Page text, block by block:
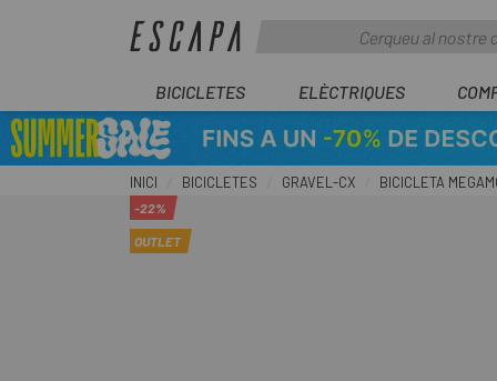
BICICLETES ELÈCTRIQUES
INICI BICICLETES GRAVEL-CX BICICLETA
-22%
OUTLET